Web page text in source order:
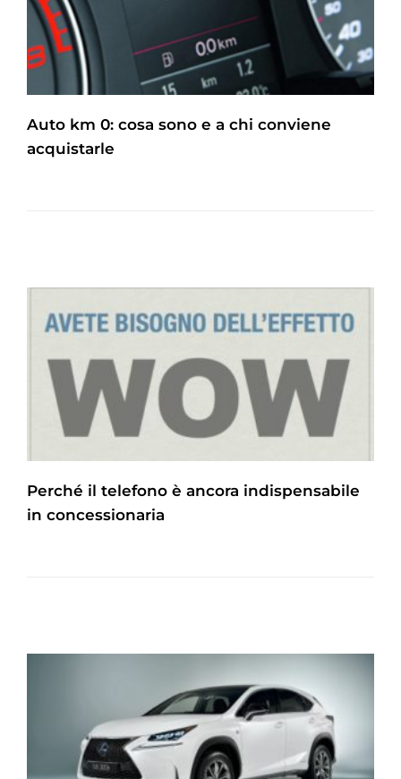
Auto km 0: cosa sono e a chi conviene
acquistarle
Perché il telefono è ancora indispensabile
in concessionaria